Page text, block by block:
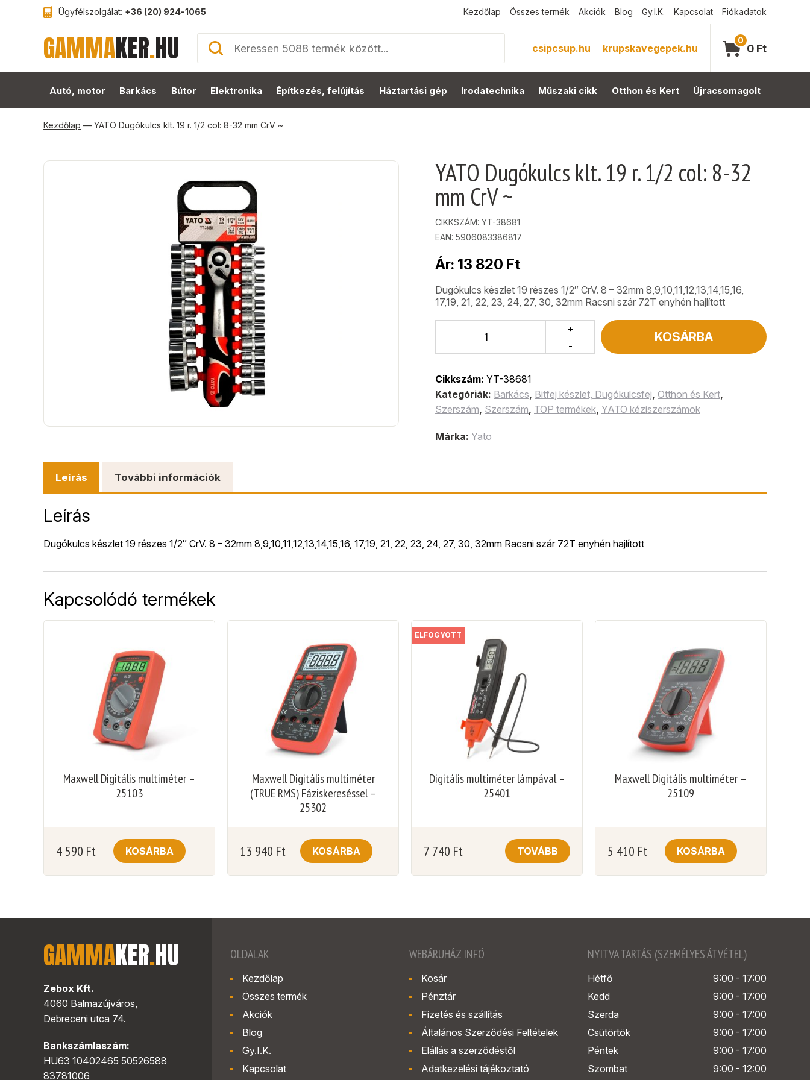
Ügyfélszolgálat: +36 (20) 924-1065 Kezdőlap Összes termék Akciók Blog Gy.I.K. Kapcsolat Fiókadatok
GAMMAKER.HU csipcsup.hu krupskavegepek.hu
0
0 Ft
Autó, motor Barkács Bútor Elektronika Építkezés, felújítás Háztartási gép Irodatechnika Műszaki cikk Otthon és Kert Újracsomagolt
Kezdőlap — YATO Dugókulcs klt. 19 r. 1/2 col: 8-32 mm CrV ~
YATO Dugókulcs klt. 19 r. 1/2 col: 8-32
mm CrV ~
CIKKSZÁM: YT-38681
EAN: 5906083386817
Ár: 13 820 Ft
Dugókulcs készlet 19 részes 1/2″ CrV. 8 – 32mm 8,9,10,11,12,13,14,15,16,
17,19, 21, 22, 23, 24, 27, 30, 32mm Racsni szár 72T enyhén hajlított
-
+
KOSÁRBA
Cikkszám: YT-38681
Kategóriák: Barkács, Bitfej készlet, Dugókulcsfej, Otthon és Kert,
Szerszám, Szerszám, TOP termékek, YATO kéziszerszámok
Márka: Yato
Leírás További információk
Leírás
Dugókulcs készlet 19 részes 1/2″ CrV. 8 – 32mm 8,9,10,11,12,13,14,15,16, 17,19, 21, 22, 23, 24, 27, 30, 32mm Racsni szár 72T enyhén hajlított
Kapcsolódó termékek
Maxwell Digitális multiméter –
25103
4 590 Ft KOSÁRBA
Maxwell Digitális multiméter
(TRUE RMS) Fáziskereséssel –
25302
13 940 Ft KOSÁRBA
ELFOGYOTT
Digitális multiméter lámpával –
25401
7 740 Ft TOVÁBB
Maxwell Digitális multiméter –
25109
5 410 Ft KOSÁRBA
GAMMAKER.HU
Zebox Kft.
4060 Balmazújváros,
Debreceni utca 74.
Bankszámlaszám:
HU63 10402465 50526588
83781006
OLDALAK
Kezdőlap
Összes termék
Akciók
Blog
Gy.I.K.
Kapcsolat
WEBÁRUHÁZ INFÓ
Kosár
Pénztár
Fizetés és szállítás
Általános Szerződési Feltételek
Elállás a szerződéstől
Adatkezelési tájékoztató
NYITVA TARTÁS (SZEMÉLYES ÁTVÉTEL)
Hétfő
9:00 - 17:00
Kedd
9:00 - 17:00
Szerda
9:00 - 17:00
Csütörtök
9:00 - 17:00
Péntek
9:00 - 17:00
Szombat
9:00 - 12:00